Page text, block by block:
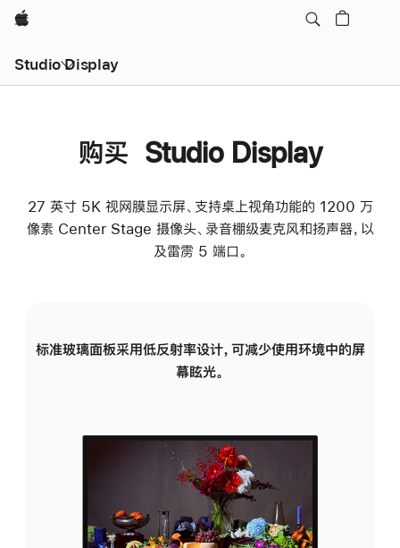
Apple
Studio Display
购买 Studio Display
27 英寸 5K 视网膜显示屏、支持桌上视角功能的 1200 万
像素 Center Stage 摄像头、录音棚级麦克风和扬声器，以
及雷雳 5 端口。
标准玻璃面板采用低反射率设计，可减少使用环境中的屏
幕眩光。